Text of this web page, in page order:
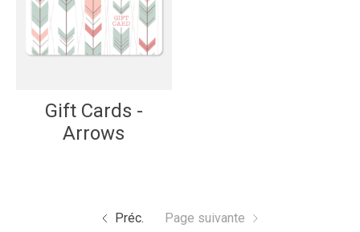
Gift Cards -
Arrows
Préc. Page suivante